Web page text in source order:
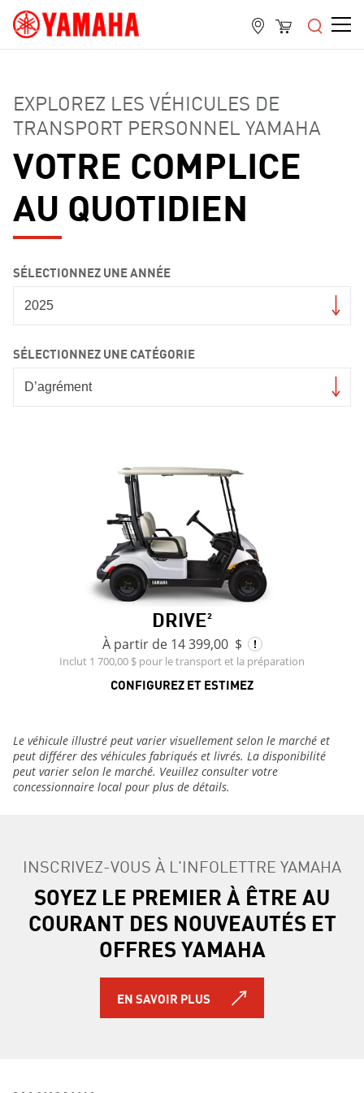
EXPLOREZ LES VÉHICULES DE
TRANSPORT PERSONNEL YAMAHA
VOTRE COMPLICE
AU QUOTIDIEN
SÉLECTIONNEZ UNE ANNÉE
SÉLECTIONNEZ UNE CATÉGORIE
DRIVE²
À partir de 14 399,00 $
Inclut 1 700,00 $ pour le transport et la préparation
CONFIGUREZ ET ESTIMEZ
Le véhicule illustré peut varier visuellement selon le marché et
peut différer des véhicules fabriqués et livrés. La disponibilité
peut varier selon le marché. Veuillez consulter votre
concessionnaire local pour plus de détails.
INSCRIVEZ-VOUS À L'INFOLETTRE YAMAHA
SOYEZ LE PREMIER À ÊTRE AU
COURANT DES NOUVEAUTÉS ET
OFFRES YAMAHA
EN SAVOIR PLUS